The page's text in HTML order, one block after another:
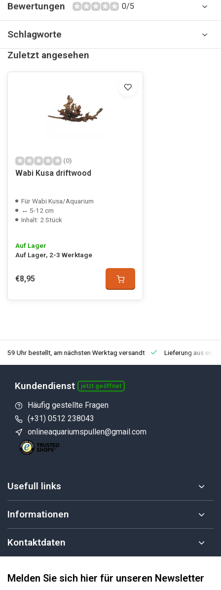
Bewertungen 0/5
Schlagworte
Zuletzt angesehen
(0)
Wabi Kusa driftwood
Für Wabi Kusa/Aquarium
↔ 5-12 cm
Inhalt: 2 Stück
Auf Lager
Auf Lager, 2-3 Werktage
€8,95
Uhr bestellt, am nächsten Werktag versandt Lieferung aus
Kundendienst jetzt geöffnet
Häufig gestellte Fragen
(+31) 0512 238043
onlineaquariumspullen@gmail.com
Usefull links
Informationen
Kontaktdaten
Melden Sie sich hier für unseren Newsletter